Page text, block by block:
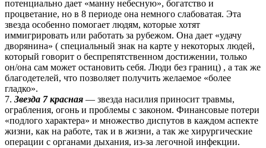
потенциально дает «манну небесную», богатство и
процветание, но в 8 периоде она немного слабоватая. Эта
звезда особенно помогает людям, которые хотят
иммигрировать или работать за рубежом. Она дает «удачу
дворянина» ( специальный знак на карте у некоторых людей,
который говорит о беспрепятственном достижении, только
он/она сам может остановить себя. Люди без границ) , а так же
благодетелей, что позволяет получить желаемое «более
гладко».
7. Звезда 7 красная — звезда насилия приносит травмы,
ограбления, огонь и проблемы с законом. Финансовые потери
«подлого характера» и множество диспутов в каждом аспекте
жизни, как на работе, так и в жизни, а так же хирургические
операции с органами дыхания, из-за легочной инфекции.